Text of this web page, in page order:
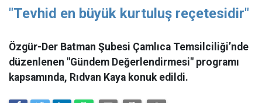
"Tevhid en büyük kurtuluş reçetesidir"
Özgür-Der Batman Şubesi Çamlıca Temsilciliği’nde
düzenlenen "Gündem Değerlendirmesi" programı
kapsamında, Rıdvan Kaya konuk edildi.